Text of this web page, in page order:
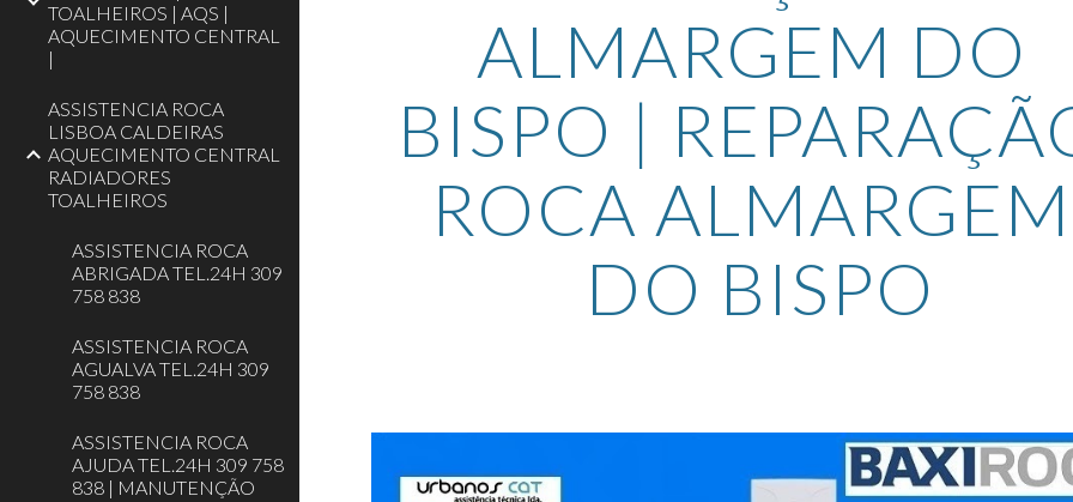
TOALHEIROS | AQS |
AQUECIMENTO CENTRAL
|
ASSISTENCIA ROCA
LISBOA CALDEIRAS
AQUECIMENTO CENTRAL
RADIADORES
TOALHEIROS
ASSISTENCIA ROCA
ABRIGADA TEL.24H 309
758 838
ASSISTENCIA ROCA
AGUALVA TEL.24H 309
758 838
ASSISTENCIA ROCA
AJUDA TEL.24H 309 758
838 | MANUTENÇÃO
ALMARGEM DO
BISPO |
ROCA ALMARGEM
DO BISPO